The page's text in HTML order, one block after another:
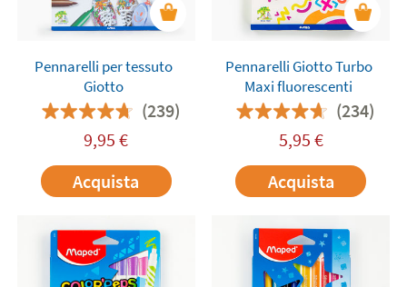
Pennarelli per tessuto
Giotto
(239)
9,95 €
Acquista
Pennarelli Giotto Turbo
Maxi fluorescenti
(234)
5,95 €
Acquista